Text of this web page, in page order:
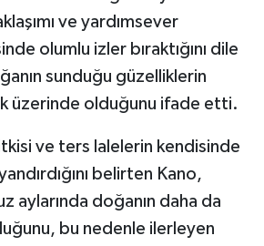
ve yardımsever
olumlu izler bıraktığını dile
sunduğu güzelliklerin
üzerinde olduğunu ifade etti.
ve ters lalelerin kendisinde
belirten Kano,
aylarında doğanın daha da
bu nedenle ilerleyen